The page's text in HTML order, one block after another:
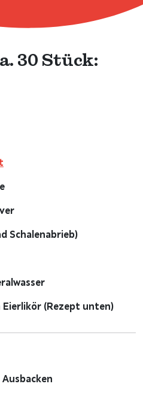
30 Stück:
Schalenabrieb)
Eierlikör (Rezept unten)